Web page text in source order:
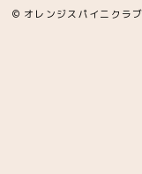
© オレンジスパイニクラブ